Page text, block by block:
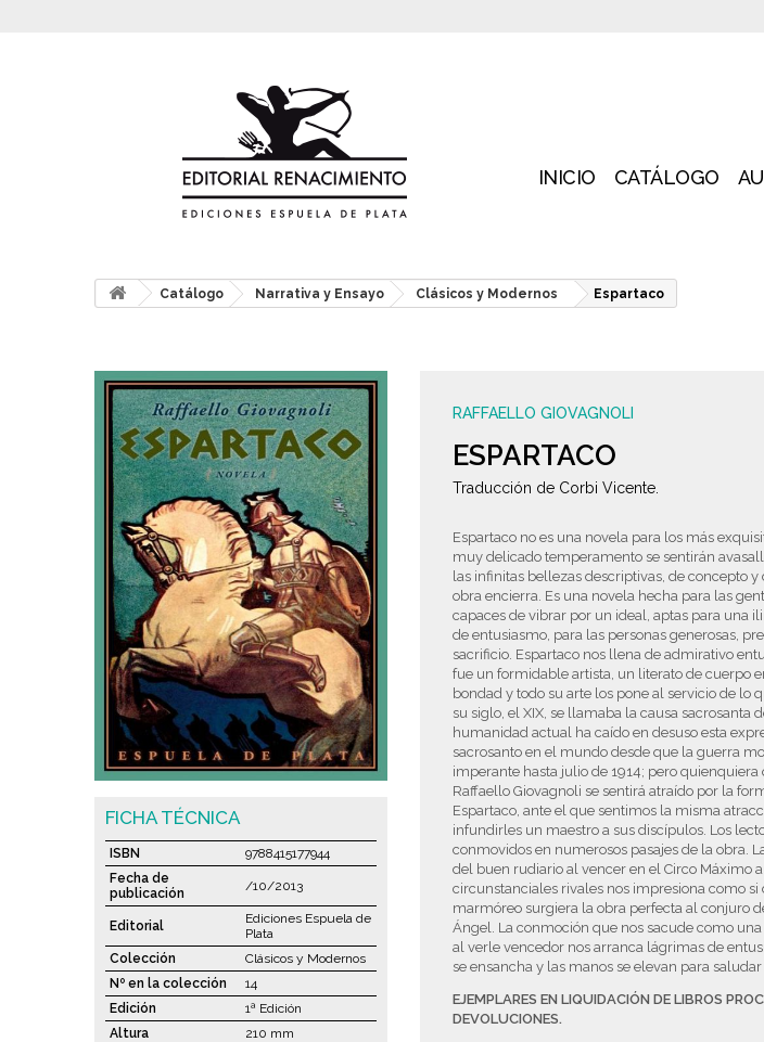
INICIO CATÁLOGO
Catálogo Narrativa y Ensayo Clásicos y Modernos Espartaco
RAFFAELLO GIOVAGNOLI
ESPARTACO
Traducción de Corbi Vicente.
Espartaco no es una novela para los más
muy delicado temperamento se sentirán
las infinitas bellezas descriptivas, de concepto y
obra encierra. Es una novela hecha para las
capaces de vibrar por un ideal, aptas para una
de entusiasmo, para las personas generosas,
sacrificio. Espartaco nos llena de admirativo
fue un formidable artista, un literato de cuerpo
bondad y todo su arte los pone al servicio de lo
su siglo, el XIX, se llamaba la causa sacrosanta
humanidad actual ha caído en desuso esta
sacrosanto en el mundo desde que la guerra
imperante hasta julio de 1914; pero quienquiera
Raffaello Giovagnoli se sentirá­ atraído por la
Espartaco, ante el que sentimos la misma
infundirles un maestro a sus discípulos. Los
conmovidos en numerosos pasajes de la obra.
del buen rudiario al vencer en el Circo Máximo
circunstanciales rivales nos impresiona como si
marmóreo surgiera la obra perfecta al conjuro
Ángel. La conmoción que nos sacude como
al verle vencedor nos arranca lágrimas de
se ensancha y las manos se elevan para saludar
EJEMPLARES EN LIQUIDACIÓN DE LIBROS
DEVOLUCIONES.
FICHA TÉCNICA
ISBN
9788415177944
Fecha de
publicación
/10/2013
Editorial
Ediciones Espuela de
Plata
Colección
Clásicos y Modernos
Nº en la colección
14
Edición
1ª Edición
Altura
210 mm